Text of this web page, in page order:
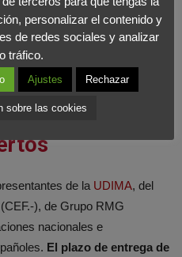
(educación), que concierne
las nuevas tecnologías en la
y metacognición.
de la UDIMA, del
), de Grupo RMG
nacionales e
El plazo de entrega de
personalizar el contenido y
de redes sociales y analizar
tráfico.
Ajustes Rechazar
sobre las cookies